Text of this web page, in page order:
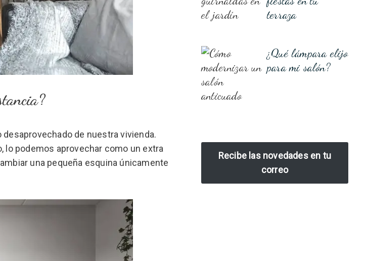
de nuestra vivienda.
lo podemos aprovechar como un extra
una pequeña esquina únicamente
terraza
¿Qué lámpara elijo
para mi salón?
Recibe las novedades en tu
correo